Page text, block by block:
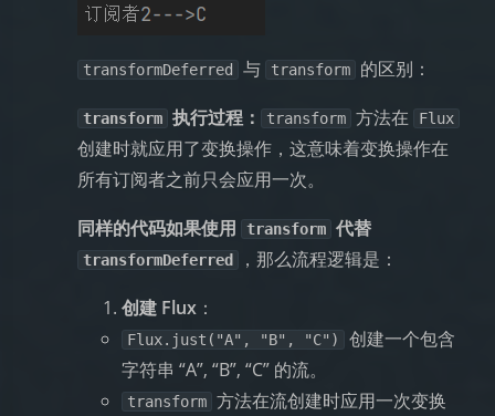
transformDeferred 与 transform 的区别：
transform 执行过程： transform 方法在 Flux
创建时就应用了变换操作，这意味着变换操作在
所有订阅者之前只会应用一次。
同样的代码如果使用
transform 代替
transformDeferred
，那么流程逻辑是：
创建 Flux ：
Flux.just("A", "B", "C")
创建一个包含
字符串 “A”, “B”, “C” 的流。
transform 方法在流创建时应用一次变换